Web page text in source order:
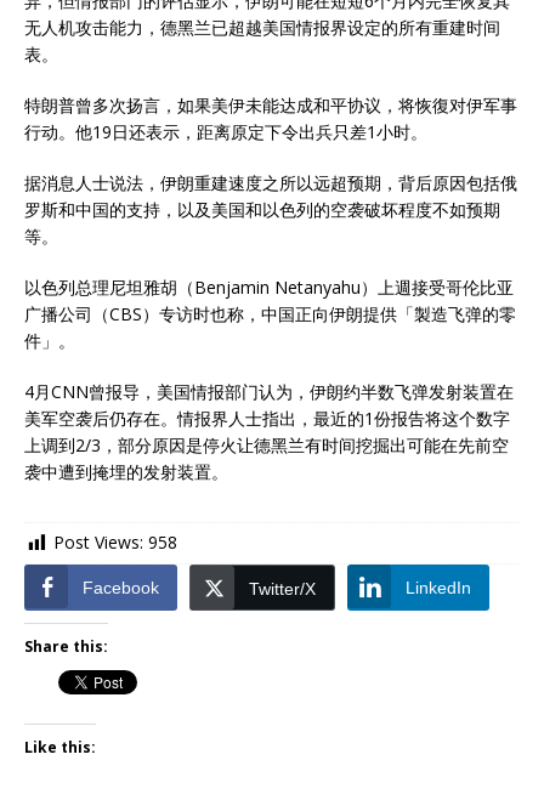
无人机攻击能力，德黑兰已超越美国情报界设定的所有重建时间
表。
特朗普曾多次扬言，如果美伊未能达成和平协议，将恢復对伊军事
行动。他19日还表示，距离原定下令出兵只差1小时。
据消息人士说法，伊朗重建速度之所以远超预期，背后原因包括俄
罗斯和中国的支持，以及美国和以色列的空袭破坏程度不如预期
等。
以色列总理尼坦雅胡（Benjamin Netanyahu）上週接受哥伦比亚
广播公司（CBS）专访时也称，中国正向伊朗提供「製造飞弹的零
件」。
4月CNN曾报导，美国情报部门认为，伊朗约半数飞弹发射装置在
美军空袭后仍存在。情报界人士指出，最近的1份报告将这个数字
上调到2/3，部分原因是停火让德黑兰有时间挖掘出可能在先前空
袭中遭到掩埋的发射装置。
Post Views: 958
Facebook Twitter/X LinkedIn
Share this:
Like this: